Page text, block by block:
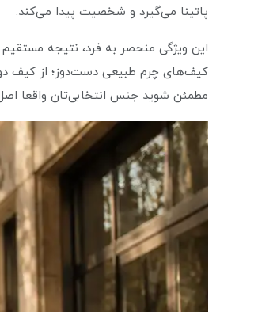
پاتینا می‌گیرد و شخصیت پیدا می‌کند.
این ویژگی منحصر به‌ فرد، نتیجه
کیف‌های چرم طبیعی دست‌دوز؛ از کیف
مطمئن شوید جنس انتخابی‌تان واقعا